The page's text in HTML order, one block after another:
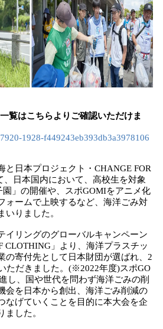
覧はこちらよりご確認いただけま
1928-f449243eb393db3a3978106
と日本プロジェクト・CHANGE FOR
、日本国内において、高校生を対象
園」の開催や、スポGOMIをアニメ化
ォームで上映するなど、海洋ごみ対
いりました。
イリングのグローバルキャンペーン
CLOTHING」より、海洋プラスチッ
の寄付先として日本財団が選ばれ、2
ただきました。(※2022年度)スポGO
し、国や世代を問わず海洋ごみの削
会を日本から創出、海洋ごみ削減の
なげていくことを目的に本大会を企
ました。